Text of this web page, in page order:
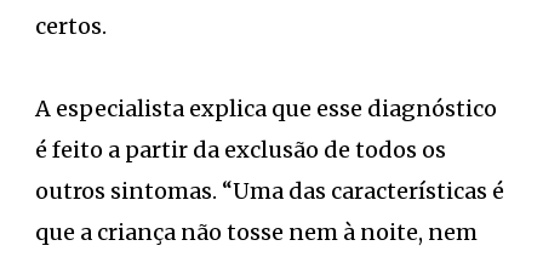
certos.
A especialista explica que esse diagnóstico
é feito a partir da exclusão de todos os
outros sintomas. “Uma das características é
que a criança não tosse nem à noite, nem